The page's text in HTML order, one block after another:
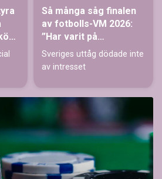
Så många såg finalen
av fotbolls-VM 2026:
”Har varit på
rekordnivåer”
Sveriges uttåg dödade inte
av intresset